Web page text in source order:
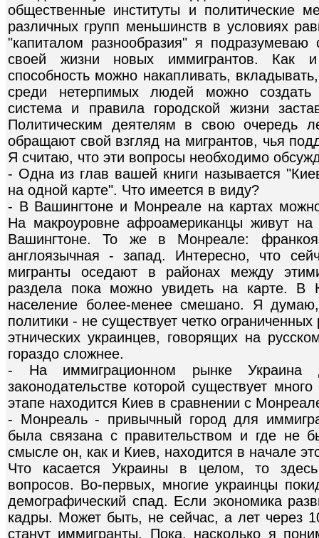
общественные институты и политические
различных групп меньшинств в условиях
"капиталом разнообразия" я подразумеваю
своей жизни новых иммигрантов. Как и
способность можно накапливать,
среди нетерпимых людей можно создать
система и правила городской жизни
Политическим деятелям в свою очередь
обращают свой взгляд на мигрантов, чья
Я считаю, что эти вопросы необходимо
- Одна из глав вашей книги называется
на одной карте". Что имеется в виду?
- В Вашингтоне и Монреале на картах
На макроуровне афроамериканцы живут
Вашингтоне. То же в Монреале:
англоязычная - запад. Интересно, что
мигранты оседают в районах между
раздела пока можно увидеть на карте. В
население более-менее смешано. Я думаю,
политики - не существует четко
этнических украинцев, говорящих на
гораздо сложнее.
- На иммиграционном рынке Украина
законодательстве которой существует
этапе находится Киев в сравнении с
- Монреаль - привычный город для
была связана с правительством и где не
смысле он, как и Киев, находится в начале
Что касается Украины в целом, то
вопросов. Во-первых, многие украинцы
демографический спад. Если экономика
кадры. Может быть, не сейчас, а лет через
станут иммигранты. Пока, насколько я